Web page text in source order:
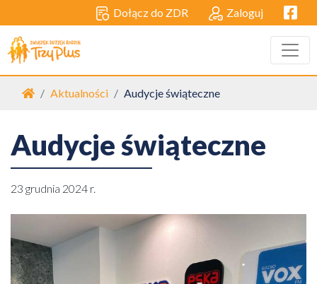
Dołącz do ZDR Zaloguj
Strona główna
Aktualności Audycje świąteczne
Audycje świąteczne
23 grudnia 2024 r.